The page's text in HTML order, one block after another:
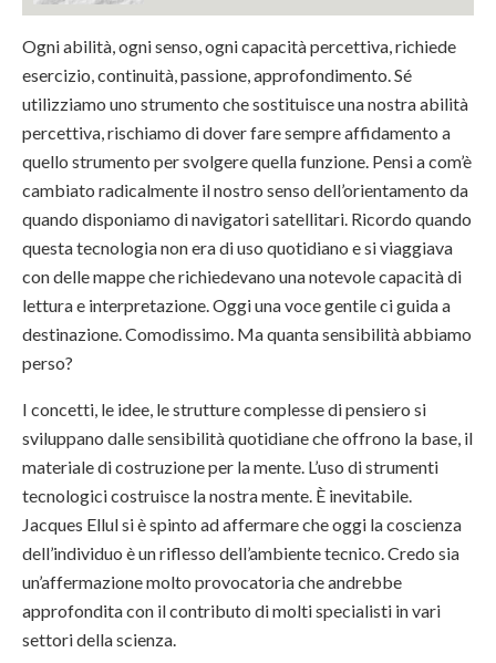
Ogni abilità, ogni senso, ogni capacità percettiva, richiede
esercizio, continuità, passione, approfondimento. Sé
utilizziamo uno strumento che sostituisce una nostra abilità
percettiva, rischiamo di dover fare sempre affidamento a
quello strumento per svolgere quella funzione. Pensi a com’è
cambiato radicalmente il nostro senso dell’orientamento da
quando disponiamo di navigatori satellitari. Ricordo quando
questa tecnologia non era di uso quotidiano e si viaggiava
con delle mappe che richiedevano una notevole capacità di
lettura e interpretazione. Oggi una voce gentile ci guida a
destinazione. Comodissimo. Ma quanta sensibilità abbiamo
perso?
I concetti, le idee, le strutture complesse di pensiero si
sviluppano dalle sensibilità quotidiane che offrono la base, il
materiale di costruzione per la mente. L’uso di strumenti
tecnologici costruisce la nostra mente. È inevitabile.
Jacques Ellul si è spinto ad affermare che oggi la coscienza
dell’individuo è un riflesso dell’ambiente tecnico. Credo sia
un’affermazione molto provocatoria che andrebbe
approfondita con il contributo di molti specialisti in vari
settori della scienza.